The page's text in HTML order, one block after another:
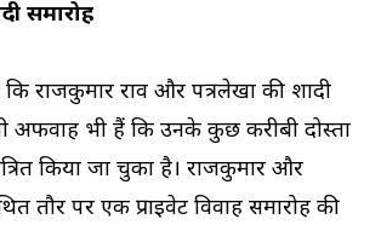
समारोह
कि राजकुमार राव और पत्रलेखा की शादी
अफवाहें भी हैं कि उनके कुछ करीबी दोस्तों
किया जा चुका है। राजकुमार और
तौर पर एक प्राइवेट विवाह समारोह की